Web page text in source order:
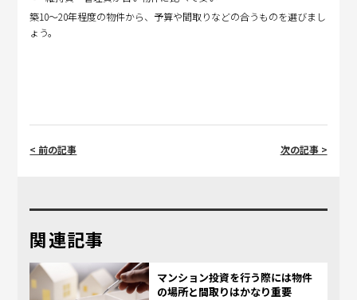
築10～20年程度の物件から、予算や間取りなどの合うものを選びまし
ょう。
< 前の記事 次の記事 >
関連記事
マンション投資を行う際には物件
の場所と間取りはかなり重要